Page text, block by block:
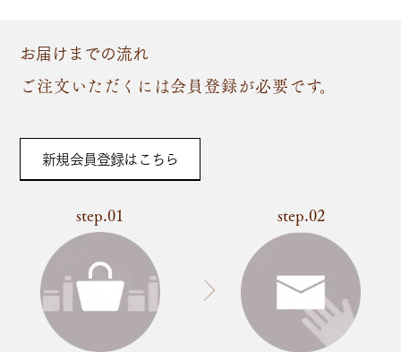
お届けまでの流れ
ご注文いただくには会員登録が必要です。
新規会員登録はこちら
step.01 step.02